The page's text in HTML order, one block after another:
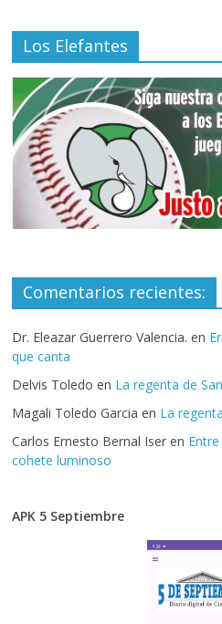
Los Elefantes
Comentarios recientes:
Dr. Eleazar Guerrero Valencia. en
que canta
Delvis Toledo en La regenta de
Magali Toledo Garcia en La
Carlos Ernesto Bernal Iser en
cohete luminoso
APK 5 Septiembre